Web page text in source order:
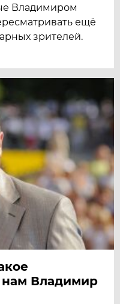
Владимиром
ещё
зрителей.
нам Владимир